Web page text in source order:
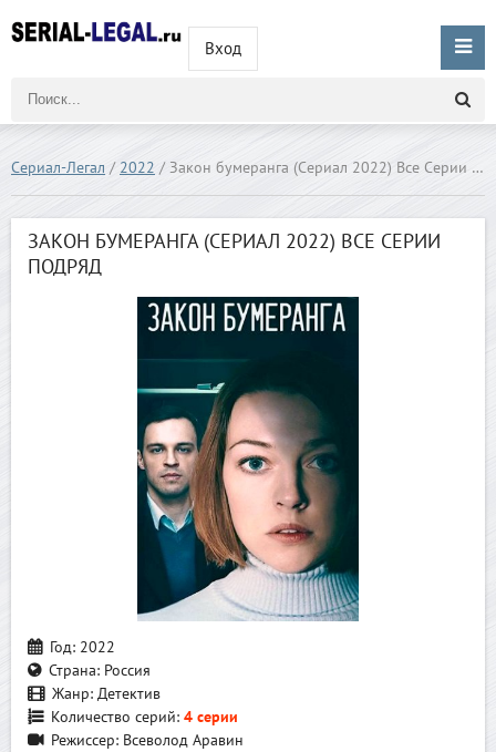
Вход
Сериал-Легал / 2022 / Закон бумеранга (Сериал 2022) Все Серии Подряд
ЗАКОН БУМЕРАНГА (СЕРИАЛ 2022) ВСЕ СЕРИИ
ПОДРЯД
Год: 2022
Страна: Россия
Жанр: Детектив
Количество серий: 4 серии
Режиссер: Всеволод Аравин